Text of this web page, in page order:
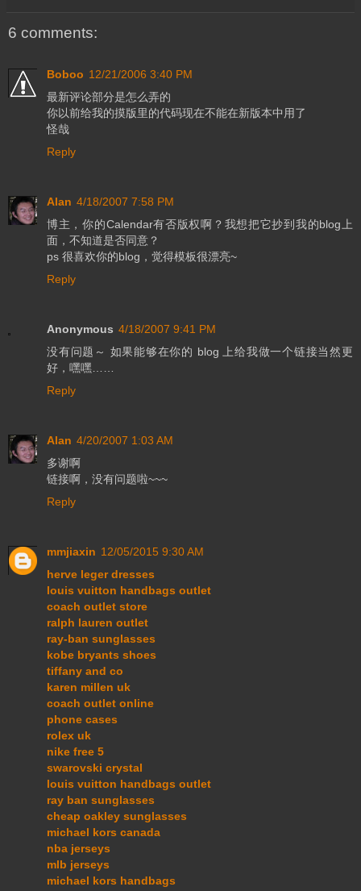
6 comments:
Boboo 12/21/2006 3:40 PM
最新评论部分是怎么弄的
你以前给我的摸版里的代码现在不能在新版本中用了
怪哉
Reply
Alan 4/18/2007 7:58 PM
博主，你的Calendar有否版权啊？我想把它抄到我的blog上
面，不知道是否同意？
ps 很喜欢你的blog，觉得模板很漂亮~
Reply
Anonymous 4/18/2007 9:41 PM
没有问题～ 如果能够在你的 blog 上给我做一个链接当然更
好，嘿嘿……
Reply
Alan 4/20/2007 1:03 AM
多谢啊
链接啊，没有问题啦~~~
Reply
mmjiaxin 12/05/2015 9:30 AM
herve leger dresses
louis vuitton handbags outlet
coach outlet store
ralph lauren outlet
ray-ban sunglasses
kobe bryants shoes
tiffany and co
karen millen uk
coach outlet online
phone cases
rolex uk
nike free 5
swarovski crystal
louis vuitton handbags outlet
ray ban sunglasses
cheap oakley sunglasses
michael kors canada
nba jerseys
mlb jerseys
michael kors handbags